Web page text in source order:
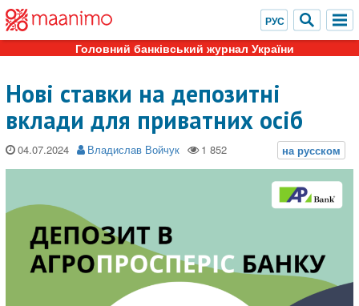
Головний банківський журнал України
Нові ставки на депозитні
вклади для приватних осіб
04.07.2024 Владислав Войчук